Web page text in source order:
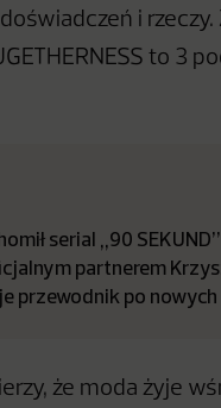
i rzeczy.
to 3
serial „90
partnerem
przewodnik po
że moda żyje